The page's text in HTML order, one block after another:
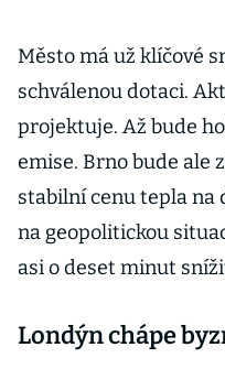
Město má už klíčové
schválenou dotaci.
projektuje. Až bude
emise. Brno bude ale
stabilní cenu tepla na
na geopolitickou
asi o deset minut
Londýn chápe